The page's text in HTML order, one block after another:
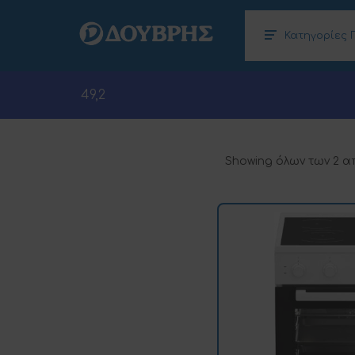
Κατηγορίες
49,2
Showing όλων των 2